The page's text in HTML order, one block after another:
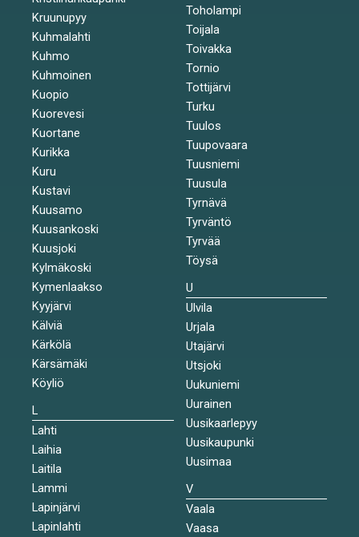
Kruunupyy
Kuhmalahti
Kuhmo
Kuhmoinen
Kuopio
Kuorevesi
Kuortane
Kurikka
Kuru
Kustavi
Kuusamo
Kuusankoski
Kuusjoki
Kylmäkoski
Kymenlaakso
Kyyjärvi
Kälviä
Kärkölä
Kärsämäki
Köyliö
L
Lahti
Laihia
Laitila
Lammi
Lapinjärvi
Lapinlahti
Toholampi
Toijala
Toivakka
Tornio
Tottijärvi
Turku
Tuulos
Tuupovaara
Tuusniemi
Tuusula
Tyrnävä
Tyrväntö
Tyrvää
Töysä
U
Ulvila
Urjala
Utajärvi
Utsjoki
Uukuniemi
Uurainen
Uusikaarlepyy
Uusikaupunki
Uusimaa
V
Vaala
Vaasa